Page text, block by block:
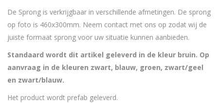
De Sprong is verkrijgbaar in verschillende afmetingen. De sprong
op foto is 460x300mm. Neem contact met ons op zodat wij de
juiste formaat sprong voor uw situatie kunnen aanbieden.
Standaard wordt dit artikel geleverd in de kleur bruin. Op
aanvraag in de kleuren zwart, blauw, groen, zwart/geel
en zwart/blauw.
Het product wordt prefab geleverd.